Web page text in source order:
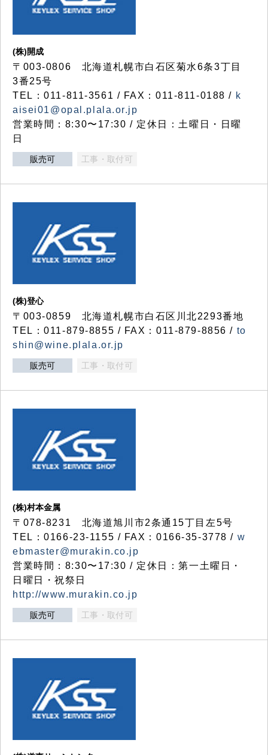
(株)開成
〒003-0806 北海道札幌市白石区菊水6条3丁目
3番25号
TEL：011-811-3561 / FAX：011-811-0188 / k
aisei01@opal.plala.or.jp
営業時間：8:30〜17:30 / 定休日：土曜日・日曜
日
販売可 工事・取付可
(株)登心
〒003-0859 北海道札幌市白石区川北2293番地
TEL：011-879-8855 / FAX：011-879-8856 / to
shin@wine.plala.or.jp
販売可 工事・取付可
(株)村本金属
〒078-8231 北海道旭川市2条通15丁目左5号
TEL：0166-23-1155 / FAX：0166-35-3778 / w
ebmaster@murakin.co.jp
営業時間：8:30〜17:30 / 定休日：第一土曜日・
日曜日・祝祭日
http://www.murakin.co.jp
販売可 工事・取付可